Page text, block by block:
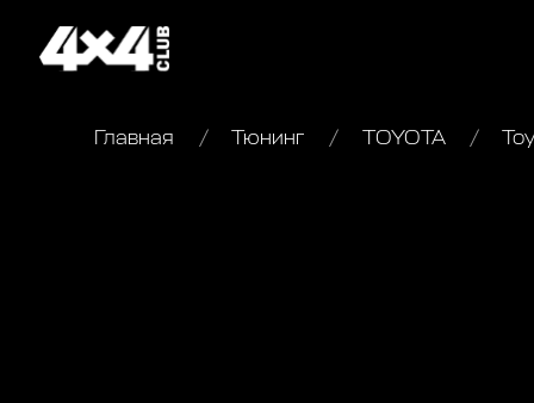
Главная Тюнинг TOYOTA